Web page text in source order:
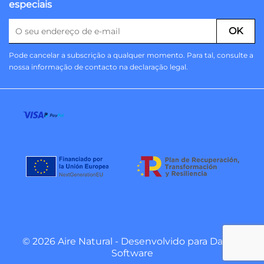
especiais
Pode cancelar a subscrição a qualquer momento. Para tal, consulte a
nossa informação de contacto na declaração legal.
© 2026 Aire Natural - Desenvolvido para Danzai
Software